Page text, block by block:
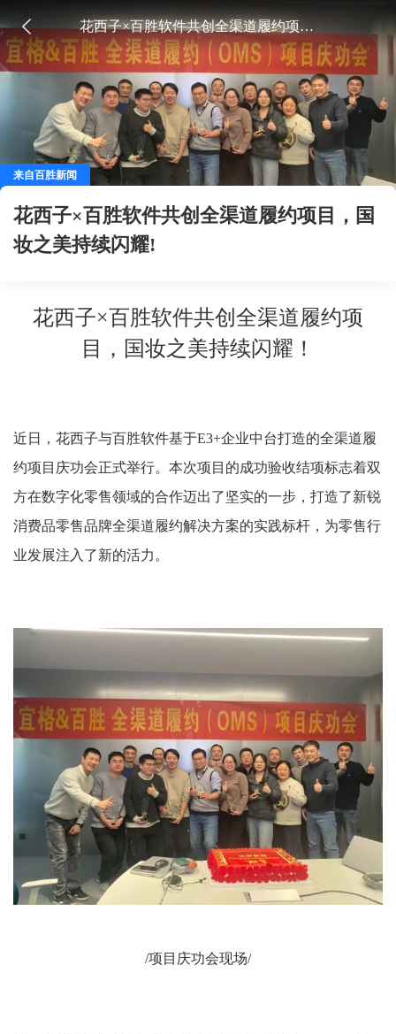
花西子×百胜软件共创全渠道履约项目，国妆之美持续闪耀!
来自百胜新闻
花西子×百胜软件共创全渠道履约项目，国
妆之美持续闪耀!
花西子×百胜软件共创全渠道履约项
目，国妆之美持续闪耀！
近日，花西子与百胜软件基于E3+企业中台打造的全渠道履
约项目庆功会正式举行。本次项目的成功验收结项标志着双
方在数字化零售领域的合作迈出了坚实的一步，打造了新锐
消费品零售品牌全渠道履约解决方案的实践标杆，为零售行
业发展注入了新的活力。
/项目庆功会现场/